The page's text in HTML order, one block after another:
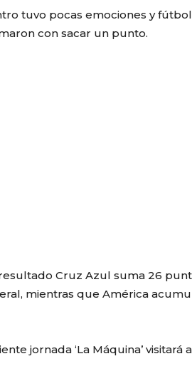
tuvo pocas emociones y
con sacar un punto.
Cruz Azul suma 26
mientras que América
jornada ‘La Máquina’